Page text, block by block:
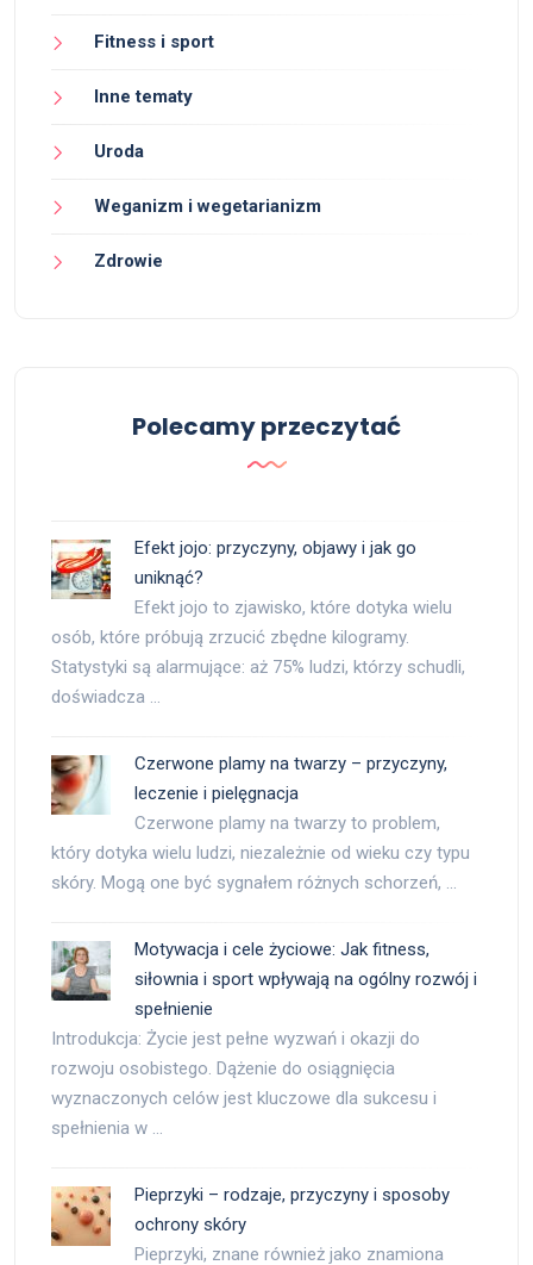
Fitness i sport
Inne tematy
Uroda
Weganizm i wegetarianizm
Zdrowie
Polecamy przeczytać
Efekt jojo: przyczyny, objawy i jak go
uniknąć?
Efekt jojo to zjawisko, które dotyka wielu
osób, które próbują zrzucić zbędne kilogramy.
Statystyki są alarmujące: aż 75% ludzi, którzy schudli,
doświadcza …
Czerwone plamy na twarzy – przyczyny,
leczenie i pielęgnacja
Czerwone plamy na twarzy to problem,
który dotyka wielu ludzi, niezależnie od wieku czy typu
skóry. Mogą one być sygnałem różnych schorzeń, …
Motywacja i cele życiowe: Jak fitness,
siłownia i sport wpływają na ogólny rozwój i
spełnienie
Introdukcja: Życie jest pełne wyzwań i okazji do
rozwoju osobistego. Dążenie do osiągnięcia
wyznaczonych celów jest kluczowe dla sukcesu i
spełnienia w …
Pieprzyki – rodzaje, przyczyny i sposoby
ochrony skóry
Pieprzyki, znane również jako znamiona